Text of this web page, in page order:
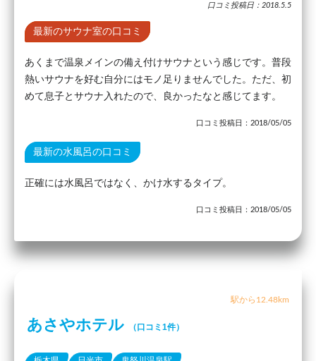
口コミ投稿日：2018.5.5
最新のサウナ室の口コミ
あくまで温泉メインの備え付けサウナという感じです。普段
熱いサウナを好む自分にはモノ足りませんでした。ただ、初
めて息子とサウナ入れたので、良かったなと感じてます。
口コミ投稿日：2018/05/05
最新の水風呂の口コミ
正確には水風呂ではなく、かけ水するタイプ。
口コミ投稿日：2018/05/05
駅から12.48km
あさやホテル （口コミ1件）